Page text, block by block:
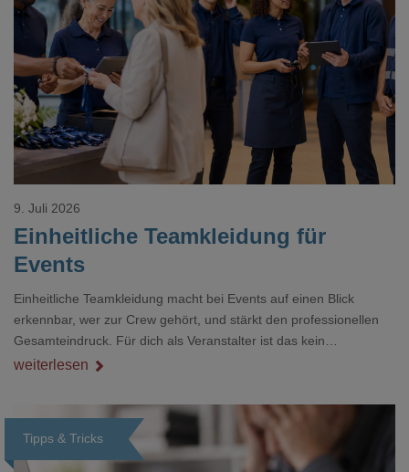
Loading...
Einheitliche Teamkleidung für
Events
9. Juli 2026
Einheitliche Teamkleidung macht bei Events auf einen Blick
erkennbar, wer zur Crew gehört, und stärkt den professionellen
Gesamteindruck. Für dich als Veranstalter ist das kein
Nebenthema: Bei Textilien mit Stickerei oder mehreren
weiterlesen
Tipps & Tricks